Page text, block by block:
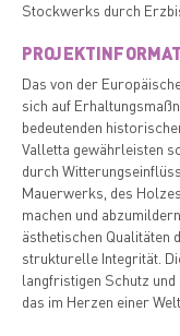
Stockwerks durch
Das von der
sich auf
bedeutenden
Valletta gewährleisten
durch
Mauerwerks, des
machen und
ästhetischen Qualitäten
strukturelle Integrität.
langfristigen Schutz und
das im Herzen einer